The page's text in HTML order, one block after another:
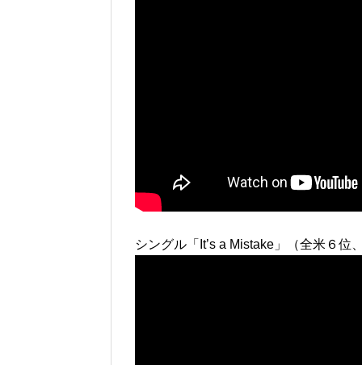
シングル「It’s a Mistake」（全米６位